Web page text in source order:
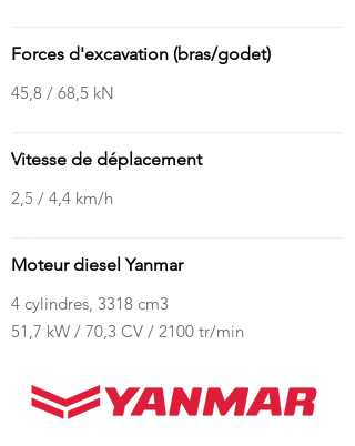
Forces d'excavation (bras/godet)
45,8 / 68,5 kN
Vitesse de déplacement
2,5 / 4,4 km/h
Moteur diesel Yanmar
4 cylindres, 3318 cm3
51,7 kW / 70,3 CV / 2100 tr/min